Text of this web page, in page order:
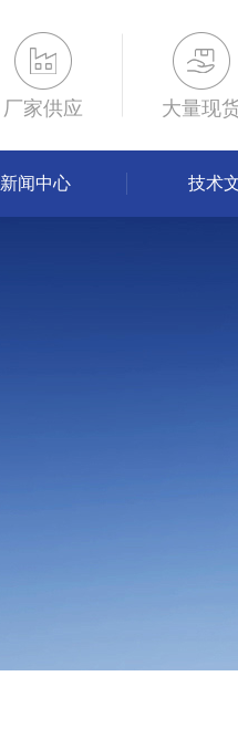
厂家供应 大量现
新闻中心 技术